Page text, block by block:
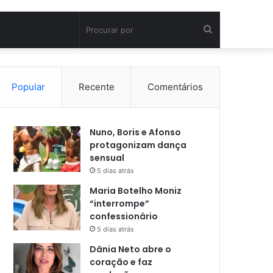
por
Popular Recente Comentários
Nuno, Boris e Afonso
protagonizam dança
sensual
5 dias atrás
Maria Botelho Moniz
“interrompe”
confessionário
5 dias atrás
Dânia Neto abre o
coração e faz